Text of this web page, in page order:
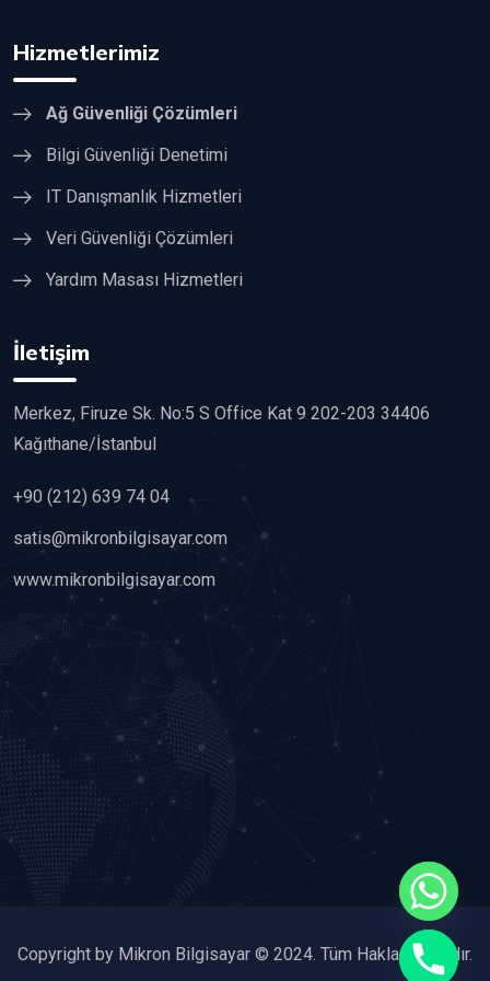
Hizmetlerimiz
Ağ Güvenliği Çözümleri
Bilgi Güvenliği Denetimi
IT Danışmanlık Hizmetleri
Veri Güvenliği Çözümleri
Yardım Masası Hizmetleri
İletişim
Merkez, Firuze Sk. No:5 S Office Kat 9 202-203 34406
Kağıthane/İstanbul
+90 (212) 639 74 04
satis@mikronbilgisayar.com
www.mikronbilgisayar.com
Copyright by Mikron Bilgisayar © 2024. Tüm Hakları Saklıdır.
chaty